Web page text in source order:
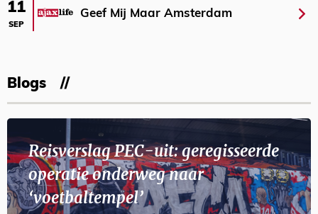
11
SEP
Geef Mij Maar Amsterdam
Blogs
Reisverslag PEC-uit: geregisseerde
operatie onderweg naar
‘voetbaltempel’